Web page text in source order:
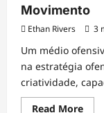
Movimento
Ethan Rivers 3
Um médio
na estratégia
criatividade,
Read MoreRead